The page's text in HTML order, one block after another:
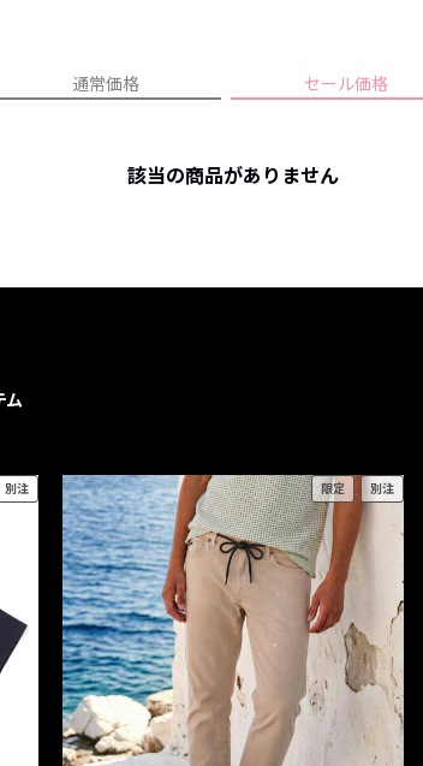
気記事ランキング
ーカスブランド
プライバシーポリシー
通常価格 セール価格
該当の商品がありません
ム
別注 限定 別注